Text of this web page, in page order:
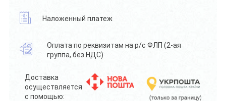
Наложенный платеж
Оплата по реквизитам на р/с ФЛП (2-ая
группа, без НДС)
Доставка
осуществляется
с помощью: